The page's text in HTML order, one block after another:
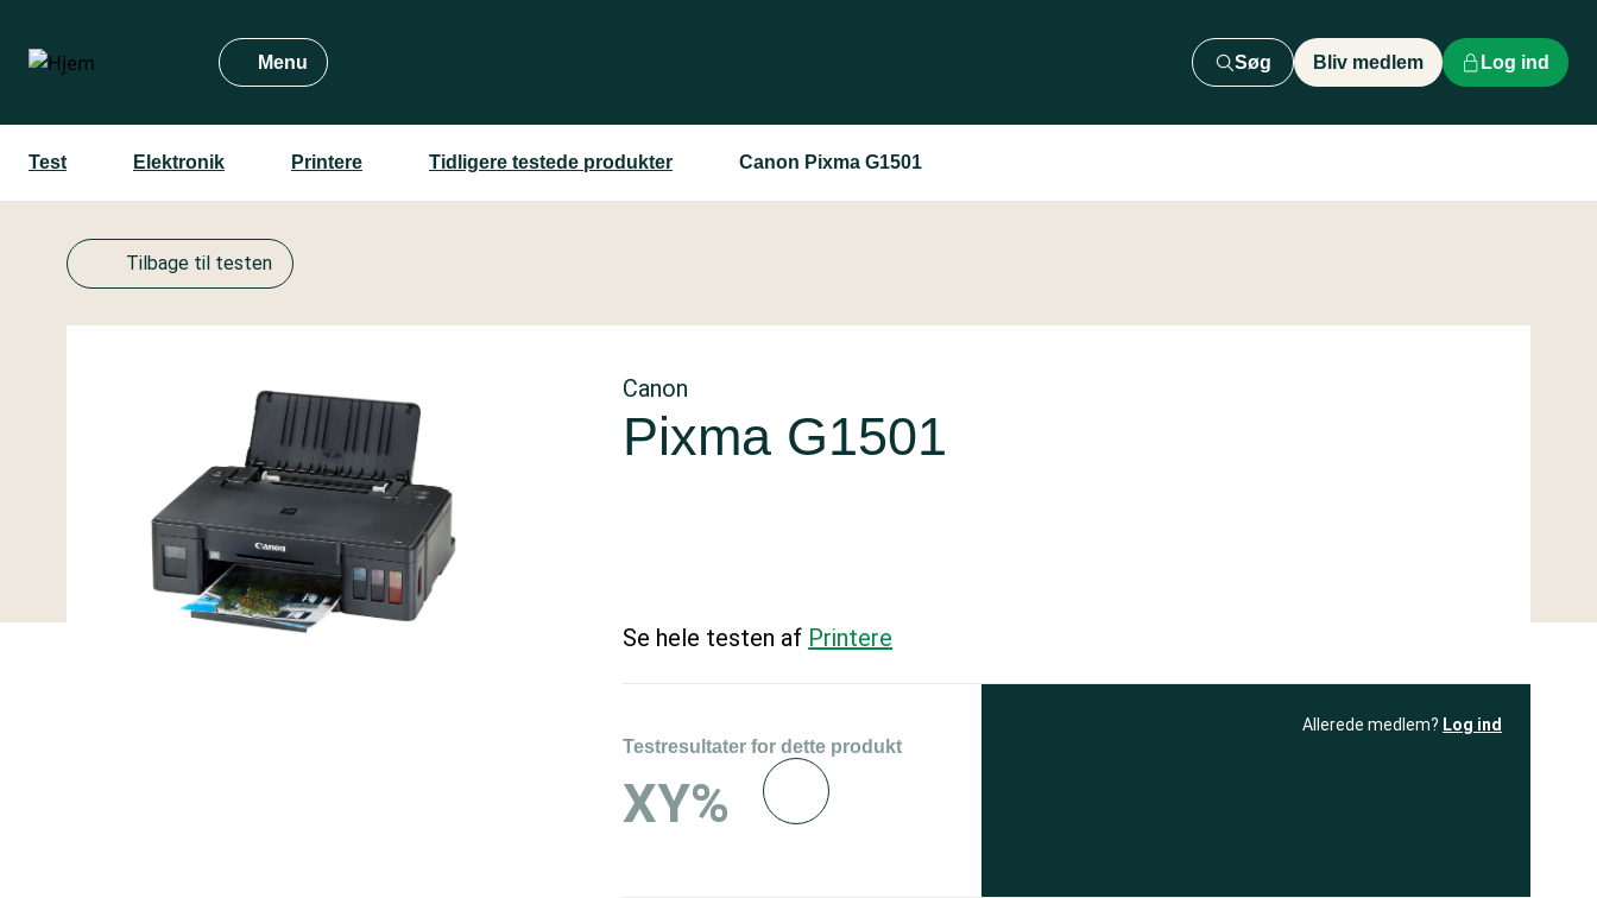
hovedindhold
Menu Søg Bliv medlem Log ind
Test Elektronik Printere Tidligere testede produkter Canon Pixma G1501
Tilbage til testen
Canon
Pixma G1501
Se hele testen af Printere
Testresultater for dette produkt
XY%
Allerede medlem? Log ind